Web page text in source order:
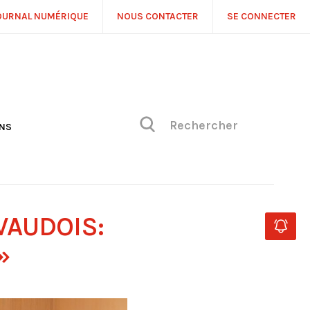
NUMÉRIQUE NOUS CONTACTER SE CONNECTER